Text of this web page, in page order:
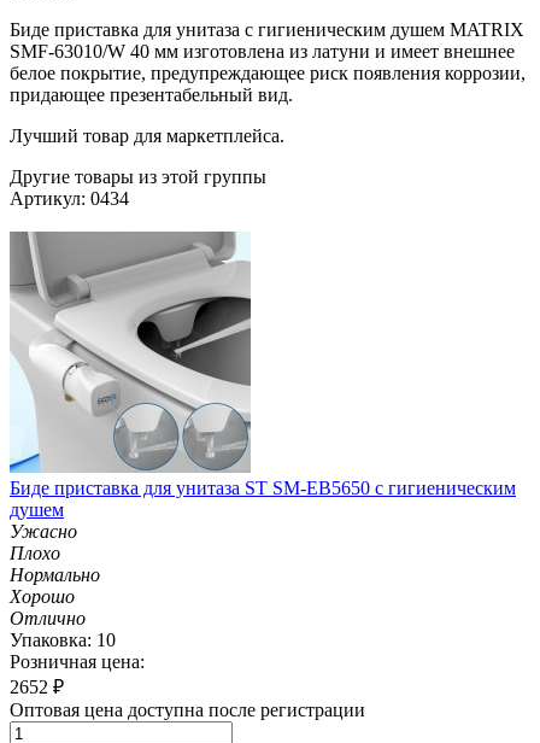
Биде приставка для унитаза с гигиеническим душем MATRIX
SMF-63010/W 40 мм изготовлена из латуни и имеет внешнее
белое покрытие, предупреждающее риск появления коррозии,
придающее презентабельный вид.
Лучший товар для маркетплейса.
Другие товары из этой группы
Артикул: 0434
Биде приставка для унитаза ST SM-EB5650 с гигиеническим
душем
Ужасно
Плохо
Нормально
Хорошо
Отлично
Упаковка: 10
Розничная цена:
2652 ₽
Оптовая цена доступна после регистрации